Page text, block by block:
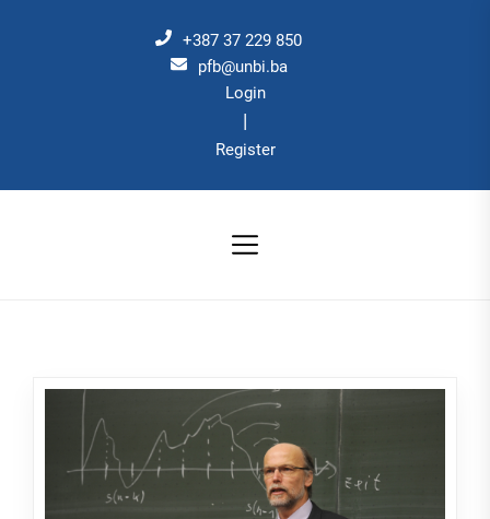
+387 37 229 850
pfb@unbi.ba
Login
|
Register